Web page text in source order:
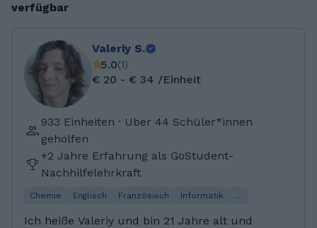
verfügbar
Valeriy S.
5.0(1)
€ 20 - € 34 /Einheit
933 Einheiten · Uber 44 Schüler*innen
geholfen
+2 Jahre Erfahrung als GoStudent-
Nachhilfelehrkraft
Chemie Englisch Französisch Informatik …
Ich heiße Valeriy und bin 21 Jahre alt und